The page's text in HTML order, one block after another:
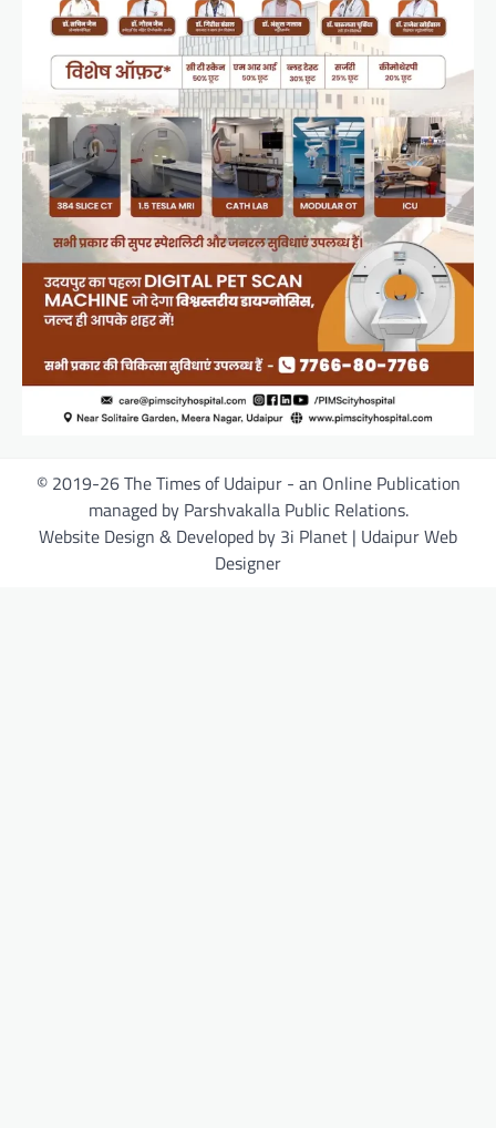
© 2019-26 The Times of Udaipur - an Online Publication
managed by Parshvakalla Public Relations.
Website Design & Developed by 3i Planet | Udaipur Web
Designer